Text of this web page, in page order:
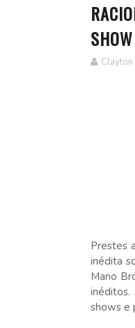
Prestes
inédita
Mano
shows e